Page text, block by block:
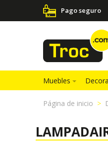
Pago seguro
Muebles
Página de inicio